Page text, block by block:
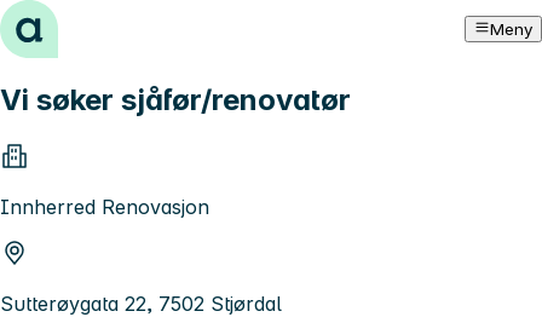
Hopp til innhold Meny
Vi søker sjåfør/renovatør
Innherred Renovasjon
Sutterøygata 22, 7502 Stjørdal